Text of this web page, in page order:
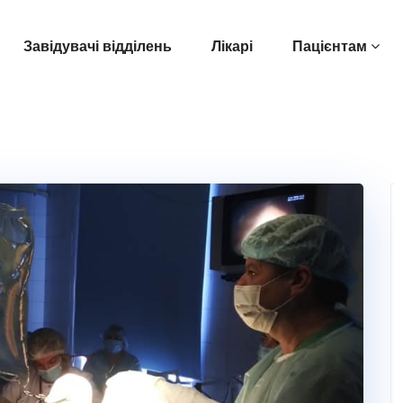
Завідувачі відділень Лікарі Пацієнтам